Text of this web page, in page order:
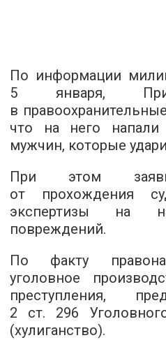
По информации
5 января,
в
что на него напали
мужчин, которые
При этом
от прохождения
экспертизы на
повреждений.
По факту
уголовное
преступления,
2 ст. 296
(хулиганство).